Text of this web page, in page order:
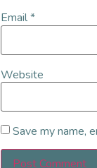
Email*
Website
Save my name,